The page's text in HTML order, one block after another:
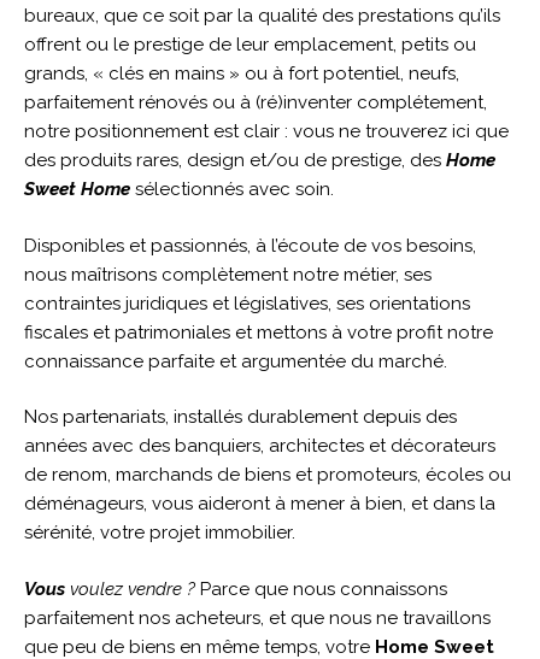
bureaux, que ce soit par la qualité des prestations qu’ils
offrent ou le prestige de leur emplacement, petits ou
grands, « clés en mains » ou à fort potentiel, neufs,
parfaitement rénovés ou à (ré)inventer complétement,
notre positionnement est clair : vous ne trouverez ici que
des produits rares, design et/ou de prestige, des Home
Sweet Home sélectionnés avec soin.
Disponibles et passionnés, à l’écoute de vos besoins,
nous maîtrisons complètement notre métier, ses
contraintes juridiques et législatives, ses orientations
fiscales et patrimoniales et mettons à votre profit notre
connaissance parfaite et argumentée du marché.
Nos partenariats, installés durablement depuis des
années avec des banquiers, architectes et décorateurs
de renom, marchands de biens et promoteurs, écoles ou
déménageurs, vous aideront à mener à bien, et dans la
sérénité, votre projet immobilier.
Vous voulez vendre ? Parce que nous connaissons
parfaitement nos acheteurs, et que nous ne travaillons
que peu de biens en même temps, votre Home Sweet